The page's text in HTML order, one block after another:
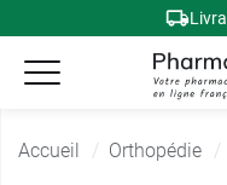
Accueil Orthopédie